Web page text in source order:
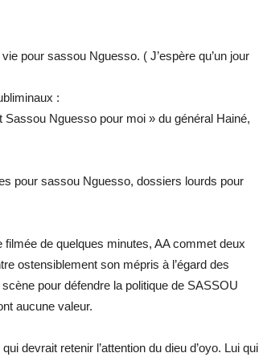
pour sassou Nguesso. ( J’espère qu’un jour
:
Nguesso pour moi » du général Hainé,
pour sassou Nguesso, dossiers lourds pour
de quelques minutes, AA commet deux
ostensiblement son mépris à l’égard des
pour défendre la politique de SASSOU
aucune valeur.
devrait retenir l’attention du dieu d’oyo. Lui qui